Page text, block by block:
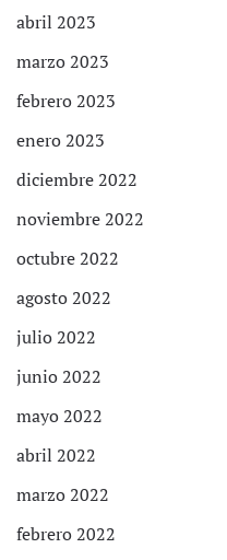
abril 2023
marzo 2023
febrero 2023
enero 2023
diciembre 2022
noviembre 2022
octubre 2022
agosto 2022
julio 2022
junio 2022
mayo 2022
abril 2022
marzo 2022
febrero 2022